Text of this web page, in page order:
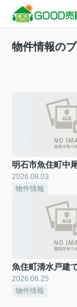
物件情報の
明石市魚住町中
2026.08.03
物件情報
魚住町清水戸建
2026.06.25
物件情報